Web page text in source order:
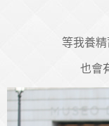
等我養
也會